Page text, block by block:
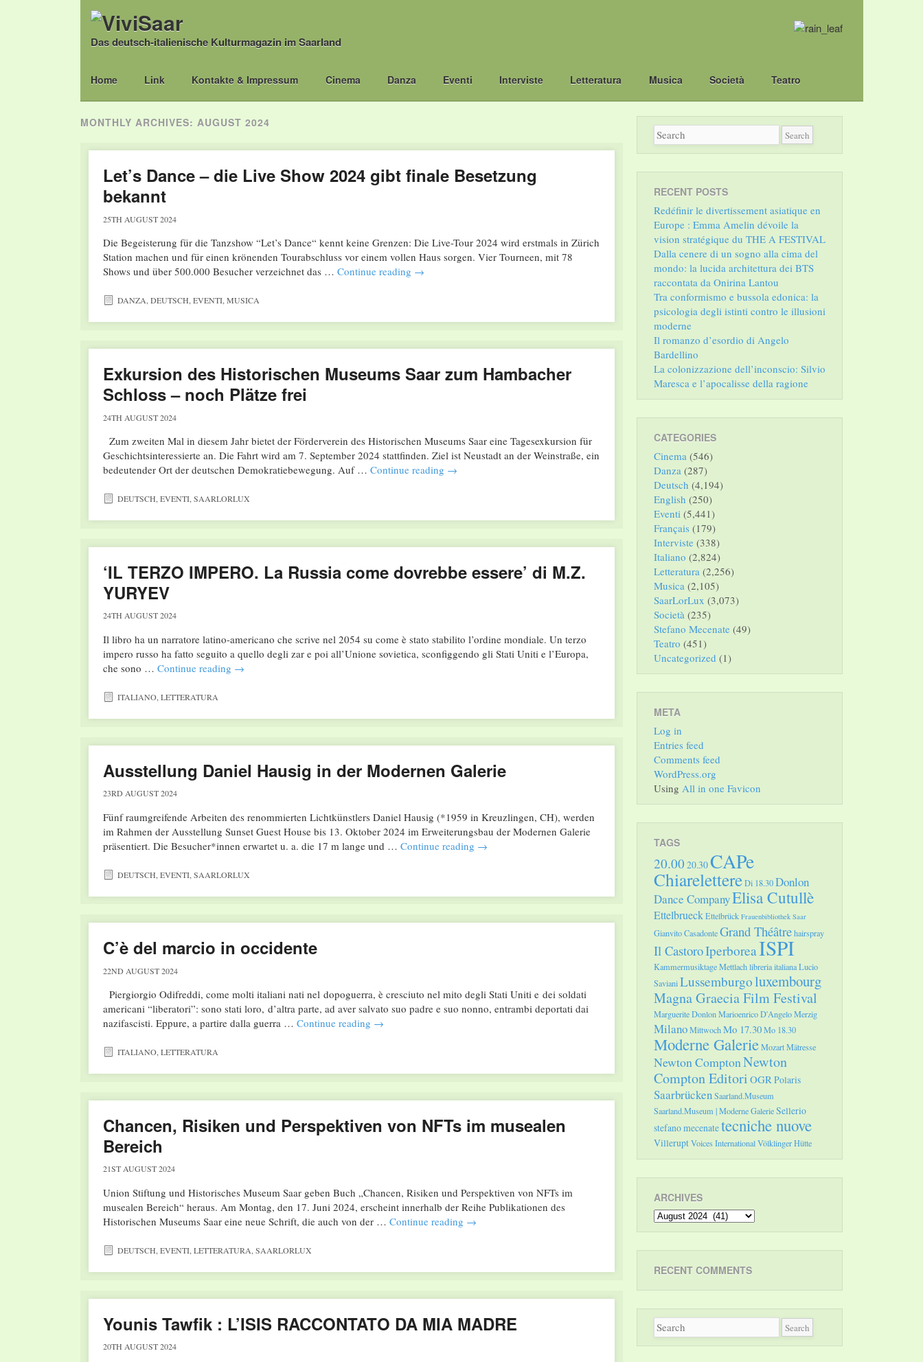
Das deutsch-italienische Kulturmagazin im Saarland
Main menu
Skip
Home Link Kontakte & Impressum Cinema Danza Eventi Interviste Letteratura Musica Società Teatro
MONTHLY ARCHIVES: AUGUST 2024
Let’s Dance – die Live Show 2024 gibt finale Besetzung
bekannt
25TH AUGUST 2024
Die Begeisterung für die Tanzshow “Let’s Dance“ kennt keine Grenzen: Die Live-Tour 2024 wird erstmals in Zürich
Station machen und für einen krönenden Tourabschluss vor einem vollen Haus sorgen. Vier Tourneen, mit 78
Shows und über 500.000 Besucher verzeichnet das … Continue reading →
DANZA,DEUTSCH,EVENTI,MUSICA
Exkursion des Historischen Museums Saar zum Hambacher
Schloss – noch Plätze frei
24TH AUGUST 2024
Zum zweiten Mal in diesem Jahr bietet der Förderverein des Historischen Museums Saar eine Tagesexkursion für
Geschichtsinteressierte an. Die Fahrt wird am 7. September 2024 stattfinden. Ziel ist Neustadt an der Weinstraße, ein
bedeutender Ort der deutschen Demokratiebewegung. Auf … Continue reading →
DEUTSCH EVENTI, SAARLORLUX
‘IL TERZO IMPERO. La Russia come dovrebbe essere’ di M.Z.
YURYEV
24TH AUGUST 2024
Il libro ha un narratore latino-americano che scrive nel 2054 su come è stato stabilito l’ordine mondiale. Un terzo
impero russo ha fatto seguito a quello degli zar e poi all’Unione sovietica, sconfiggendo gli Stati Uniti e l’Europa,
che sono … Continue reading →
ITALIANO, LETTERATURA
Ausstellung Daniel Hausig in der Modernen Galerie
23RD AUGUST 2024
Fünf raumgreifende Arbeiten des renommierten Lichtkünstlers Daniel Hausig (*1959 in Kreuzlingen, CH), werden
im Rahmen der Ausstellung Sunset Guest House bis 13. Oktober 2024 im Erweiterungsbau der Modernen Galerie
präsentiert. Die Besucher*innen erwartet u. a. die 17 m lange und … Continue reading →
DEUTSCH EVENTI, SAARLORLUX
C’è del marcio in occidente
22ND AUGUST 2024
Piergiorgio Odifreddi, come molti italiani nati nel dopoguerra, è cresciuto nel mito degli Stati Uniti e dei soldati
americani “liberatori”: sono stati loro, d’altra parte, ad aver salvato suo padre e suo nonno, entrambi deportati dai
nazifascisti. Eppure, a partire dalla guerra … Continue reading →
ITALIANO,LETTERATURA
Chancen, Risiken und Perspektiven von NFTs im musealen
Bereich
21ST AUGUST 2024
Union Stiftung und Historisches Museum Saar geben Buch „Chancen, Risiken und Perspektiven von NFTs im
musealen Bereich“ heraus. Am Montag, den 17. Juni 2024, erscheint innerhalb der Reihe Publikationen des
Historischen Museums Saar eine neue Schrift, die auch von der … Continue reading →
DEUTSCH EVENTI, LETTERATURA SAARLORLUX
Younis Tawfik : L’ISIS RACCONTATO DA MIA MADRE
20TH AUGUST 2024
RECENT POSTS
Redéfinir le divertissement asiatique en
Europe : Emma Amelin dévoile la
vision stratégique du THE A FESTIVAL
Dalla cenere di un sogno alla cima del
mondo: la lucida architettura dei BTS
raccontata da Onirina Lantou
Tra conformismo e bussola edonica: la
psicologia degli istinti contro le illusioni
moderne
Il romanzo d’esordio di Angelo
Bardellino
La colonizzazione dell’inconscio: Silvio
Maresca e l’apocalisse della ragione
CATEGORIES
Cinema (546)
Danza (287)
Deutsch (4,194)
English (250)
Eventi (5,441)
Français (179)
Interviste (338)
Italiano (2,824)
Letteratura (2,256)
Musica (2,105)
SaarLorLux (3,073)
Società (235)
Stefano Mecenate (49)
Teatro (451)
Uncategorized (1)
META
Log in
Entries feed
Comments feed
WordPress.org
Using All in one Favicon
TAGS
20.00 20.30CAPe
ChiarelettereDi 18.30Donlon
Dance CompanyElisa Cutullè
EttelbrueckEttelbrück Frauenbibliothek Saar
Gianvito CasadonteGrand Théâtrehairspray
Il CastoroIperboreaISPI
Kammermusiktage Mettlachlibreria italianaLucio
SavianiLussemburgoluxembourg
Magna Graecia Film Festival
Marguerite DonlonMarioenrico D'AngeloMerzig
MilanoMittwochMo 17.30Mo 18.30
Moderne GalerieMozartMätresse
Newton ComptonNewton
Compton Editori OGRPolaris
SaarbrückenSaarland.Museum
Saarland.Museum | Moderne GalerieSellerio
stefano mecenatetecniche nuove
VilleruptVoices InternationalVölklinger Hütte
ARCHIVES
Archives
RECENT COMMENTS